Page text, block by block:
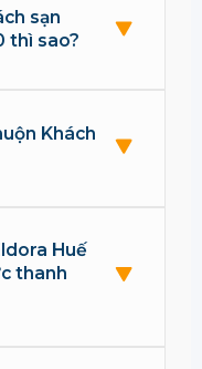
sạn
thì sao?
Khách
Huế
thanh